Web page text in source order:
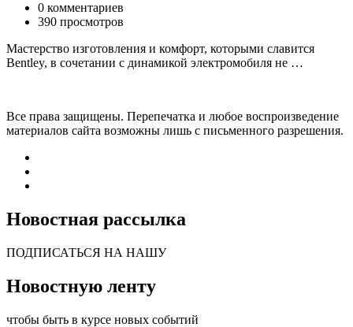
0 комментариев
390 просмотров
Мастерство изготовления и комфорт, которыми славится
Bentley, в сочетании с динамикой электромобиля не …
Все права защищены. Перепечатка и любое воспроизведение
материалов сайта возможны лишь с письменного разрешения.
Новостная рассылка
ПОДПИСАТЬСЯ НА НАШУ
Новостную ленту
чтобы быть в курсе новых событий